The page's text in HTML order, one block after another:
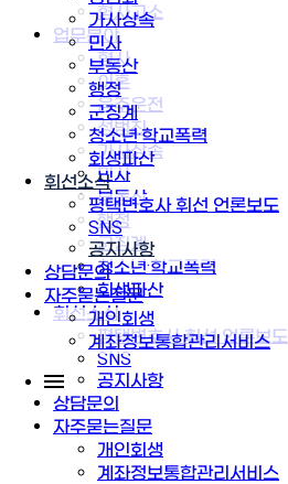
가사상속
민사
부동산
행정
군징계
청소년·학교폭력
회생파산
휘선소식
평택변호사 휘선 언론보도
SNS
공지사항
상담문의
자주묻는질문
개인회생
계좌정보통합관리서비스
형사고소
업무분야
형사
이혼
음주운전
성범죄
가사상속
민사
부동산
행정
군징계
청소년·학교폭력
회생파산
휘선소식
평택변호사 휘선 언론보도
SNS
공지사항
상담문의
자주묻는질문
개인회생
계좌정보통합관리서비스